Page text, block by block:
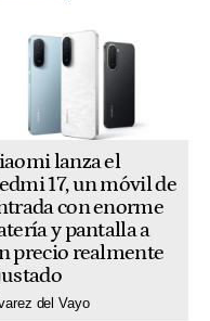
lanza el
17, un móvil de
con enorme
y pantalla a
precio realmente
del Vayo